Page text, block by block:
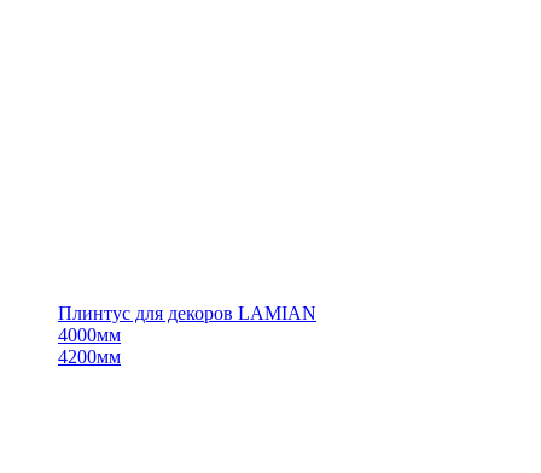
Плинтус для декоров LAMIAN
4000мм
4200мм